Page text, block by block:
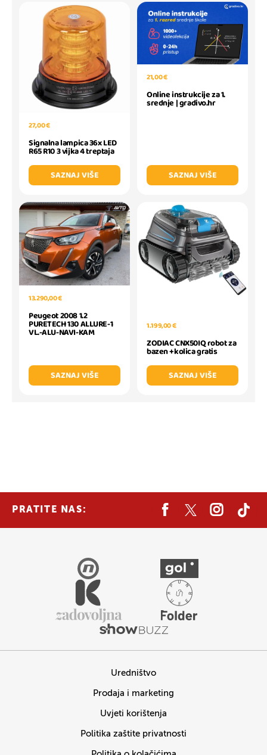
27,00 €
Signalna lampica 36x LED
R65 R10 3 vijka 4 treptaja
SAZNAJ VIŠE
21,00 €
Online instrukcije za 1.
srednje | gradivo.hr
SAZNAJ VIŠE
13.290,00 €
Peugeot 2008 1.2
PURETECH 130 ALLURE-1
VL.-ALU-NAVI-KAM
SAZNAJ VIŠE
1.199,00 €
ZODIAC CNX50IQ robot za
bazen +kolica gratis
SAZNAJ VIŠE
PRATITE NAS:
Uredništvo
Prodaja i marketing
Uvjeti korištenja
Politika zaštite privatnosti